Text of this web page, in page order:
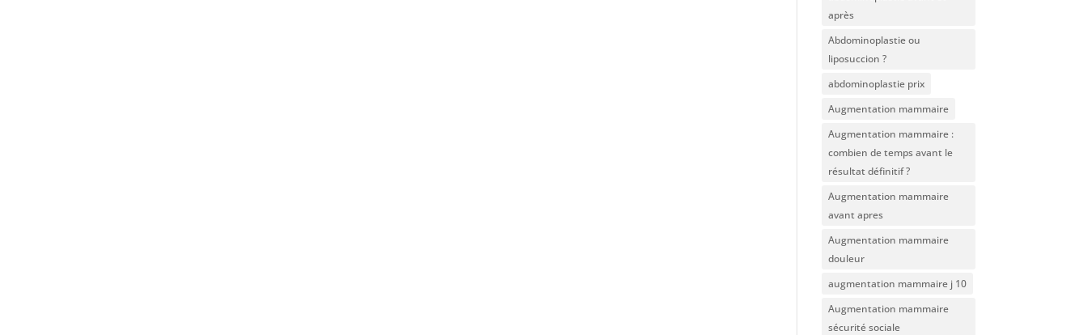
après
Abdominoplastie ou
liposuccion ?
abdominoplastie prix
Augmentation mammaire
Augmentation mammaire :
combien de temps avant le
résultat définitif ?
Augmentation mammaire
avant apres
Augmentation mammaire
douleur
augmentation mammaire j 10
Augmentation mammaire
sécurité sociale